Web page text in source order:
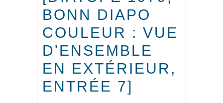
BONN DIAPO
COULEUR : VUE
D'ENSEMBLE
EN EXTÉRIEUR,
ENTRÉE 7]